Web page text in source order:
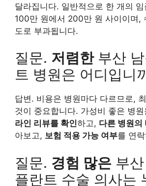
달라집니다. 일반적으로 한 개의
100만 원에서 200만 원 사이이며,
도로 부과됩니다.
질문. 저렴한부산
트 병원은 어디입니
답변. 비용은 병원마다 다르므로,
것이 중요합니다. 가성비 좋은 병원
라인 리뷰를 확인하고, 다른 병원의
아보고, 보험 적용 가능 여부를 연
질문. 경험 많은 부
플란트 수술 의사는